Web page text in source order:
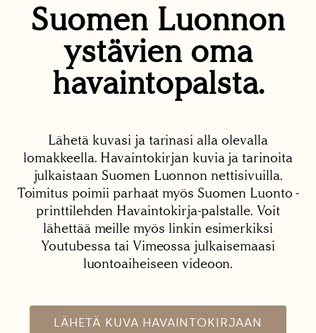
Suomen Luonnon
ystävien oma
havaintopalsta.
Lähetä kuvasi ja tarinasi alla olevalla
lomakkeella. Havaintokirjan kuvia ja tarinoita
julkaistaan Suomen Luonnon nettisivuilla.
Toimitus poimii parhaat myös Suomen Luonto -
printtilehden Havaintokirja-palstalle. Voit
lähettää meille myös linkin esimerkiksi
Youtubessa tai Vimeossa julkaisemaasi
luontoaiheiseen videoon.
LÄHETÄ KUVA HAVAINTOKIRJAAN